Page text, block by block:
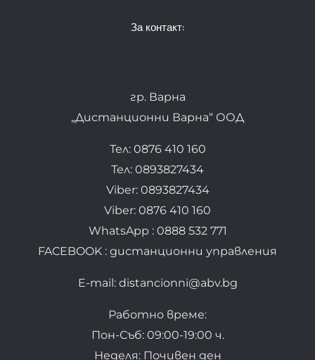
За контакт:
гр. Варна
„Дистанционни Варна“ ООД
Тел: 0876 410 160
Тел: 0893827434
Viber: 0893827434
Viber: 0876 410 160
WhatsApp : 0888 532 771
FACEBOOK : дистанционни управления
E-mail: distancionni@abv.bg
Работно време:
Пон-Съб: 09:00-19:00 ч.
Неделя: Почивен ден